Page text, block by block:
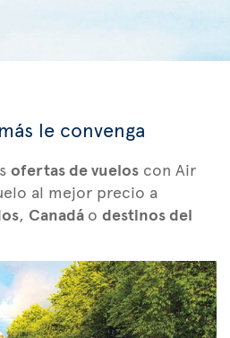
le convenga
ofertas de vuelos con Air
al mejor precio a
, Canadá o destinos del